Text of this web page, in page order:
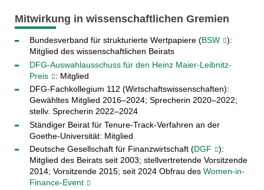
Mitwirkung in wissenschaftlichen Gremien
Bundesverband für strukturierte Wertpapiere (BSW
):
Mitglied des wissenschaftlichen Beirats
DFG-Auswahlausschuss für den Heinz Maier-Leibnitz-
Preis
: Mitglied
DFG-Fachkollegium 112 (Wirtschaftswissenschaften):
Gewähltes Mitglied 2016–2024; Sprecherin 2020–2022;
stellv. Sprecherin 2022–2024
Ständiger Beirat für Tenure-Track-Verfahren an der
Goethe-Universität: Mitglied
Deutsche Gesellschaft für Finanzwirtschaft (DGF
):
Mitglied des Beirats seit 2003; stellvertretende Vorsitzende
2014; Vorsitzende 2015; seit 2024 Obfrau des Women-in-
Finance-Event